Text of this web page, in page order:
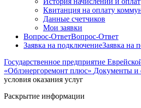
Квитанция на оплату
Данные счетчиков
Мои заявки
Вопрос-ОтветВопрос-Ответ
Заявка на подключениеЗаявка на
Государственное предприятие
«Облэнергоремонт плюс» Документы и
условия оказания услуг
Раскрытие информации